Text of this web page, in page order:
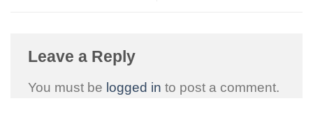
Leave a Reply
You must be logged in to post a comment.